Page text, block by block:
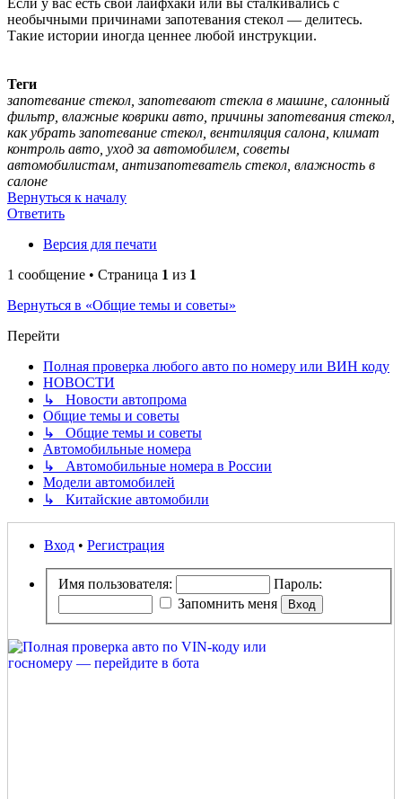
Если у вас есть свои лайфхаки или вы сталкивались с
необычными причинами запотевания стекол — делитесь.
Такие истории иногда ценнее любой инструкции.
Теги
запотевание стекол, запотевают стекла в машине, салонный
фильтр, влажные коврики авто, причины запотевания стекол,
как убрать запотевание стекол, вентиляция салона, климат
контроль авто, уход за автомобилем, советы
автомобилистам, антизапотеватель стекол, влажность в
салоне
Вернуться к началу
Ответить
Версия для печати
1 сообщение • Страница 1 из 1
Вернуться в «Общие темы и советы»
Перейти
Полная проверка любого авто по номеру или ВИН коду
НОВОСТИ
↳ Новости автопрома
Общие темы и советы
↳ Общие темы и советы
Автомобильные номера
↳ Автомобильные номера в России
Модели автомобилей
↳ Китайские автомобили
Вход • Регистрация
Имя пользователя:
Пароль:
Запомнить меня